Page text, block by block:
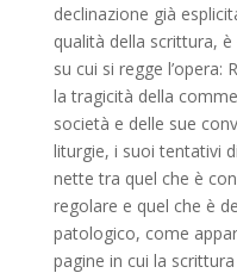
declinazione già
qualità della scrittura,
su cui si regge
la tragicità della
società e delle sue
liturgie, i suoi tentativi
nette tra quel che è
regolare e quel che è
patologico, come
pagine in cui la